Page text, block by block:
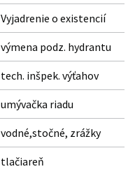
Vyjadrenie o existencií
výmena podz. hydrantu
tech. inšpek. výťahov
umývačka riadu
vodné,stočné, zrážky
tlačiareň